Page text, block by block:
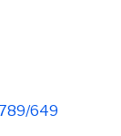
649